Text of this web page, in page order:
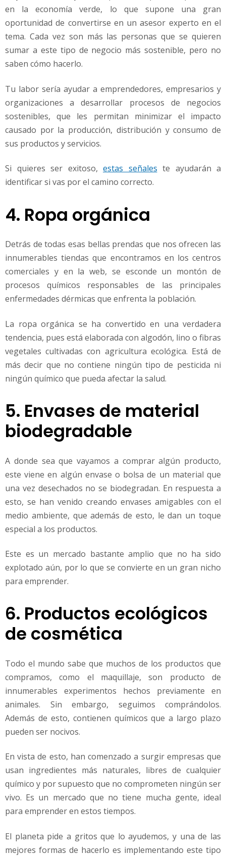
en la economía verde, lo que supone una gran
oportunidad de convertirse en un asesor experto en el
tema. Cada vez son más las personas que se quieren
sumar a este tipo de negocio más sostenible, pero no
saben cómo hacerlo.
Tu labor sería ayudar a emprendedores, empresarios y
organizaciones a desarrollar procesos de negocios
sostenibles, que les permitan minimizar el impacto
causado por la producción, distribución y consumo de
sus productos y servicios.
Si quieres ser exitoso, estas señales te ayudarán a
identificar si vas por el camino correcto.
4. Ropa orgánica
Detrás de todas esas bellas prendas que nos ofrecen las
innumerables tiendas que encontramos en los centros
comerciales y en la web, se esconde un montón de
procesos químicos responsables de las principales
enfermedades dérmicas que enfrenta la población.
La ropa orgánica se ha convertido en una verdadera
tendencia, pues está elaborada con algodón, lino o fibras
vegetales cultivadas con agricultura ecológica. Está de
más decir que no contiene ningún tipo de pesticida ni
ningún químico que pueda afectar la salud.
5. Envases de material
biodegradable
A donde sea que vayamos a comprar algún producto,
este viene en algún envase o bolsa de un material que
una vez desechados no se biodegradan. En respuesta a
esto, se han venido creando envases amigables con el
medio ambiente, que además de esto, le dan un toque
especial a los productos.
Este es un mercado bastante amplio que no ha sido
explotado aún, por lo que se convierte en un gran nicho
para emprender.
6. Productos ecológicos
de cosmética
Todo el mundo sabe que muchos de los productos que
compramos, como el maquillaje, son producto de
innumerables experimentos hechos previamente en
animales. Sin embargo, seguimos comprándolos.
Además de esto, contienen químicos que a largo plazo
pueden ser nocivos.
En vista de esto, han comenzado a surgir empresas que
usan ingredientes más naturales, libres de cualquier
químico y por supuesto que no comprometen ningún ser
vivo. Es un mercado que no tiene mucha gente, ideal
para emprender en estos tiempos.
El planeta pide a gritos que lo ayudemos, y una de las
mejores formas de hacerlo es implementando este tipo